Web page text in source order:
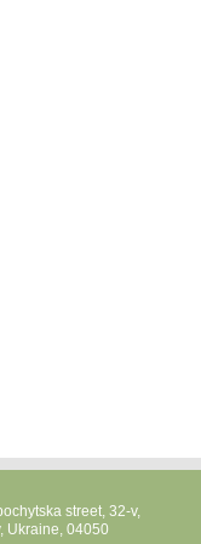
street, 32-v,
Ukraine, 04050